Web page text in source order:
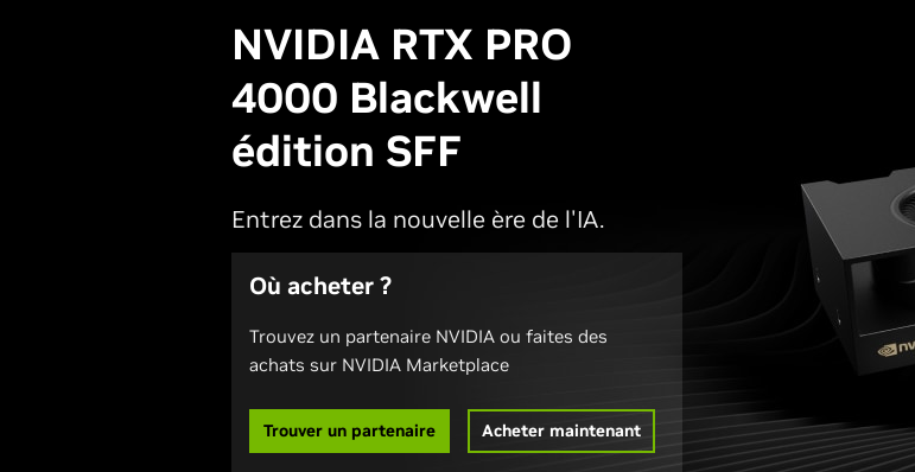
NVIDIA RTX PRO
4000 Blackwell
édition SFF
Entrez dans la nouvelle ère de l'IA.
Où acheter ?
Trouvez un partenaire NVIDIA ou faites des
achats sur NVIDIA Marketplace
Trouver un partenaire Acheter maintenant